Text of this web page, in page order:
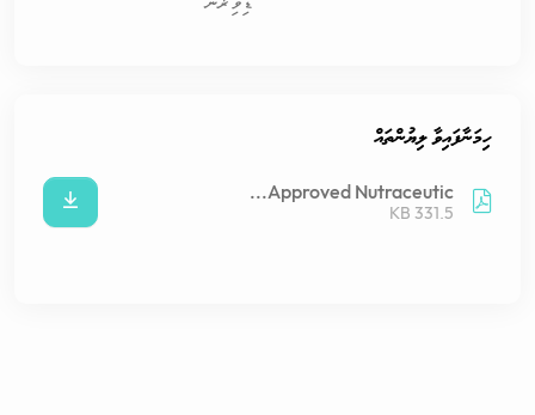
ހިމަނާފައިވާ ލިޔުންތައް
Approved Nutraceutic...
331.5 KB